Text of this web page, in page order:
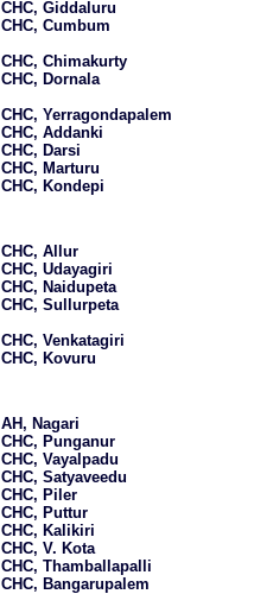
CHC, Giddaluru
CHC, Cumbum
CHC, Chimakurty
CHC, Dornala
CHC, Yerragondapalem
CHC, Addanki
CHC, Darsi
CHC, Marturu
CHC, Kondepi
CHC, Allur
CHC, Udayagiri
CHC, Naidupeta
CHC, Sullurpeta
CHC, Venkatagiri
CHC, Kovuru
AH, Nagari
CHC, Punganur
CHC, Vayalpadu
CHC, Satyaveedu
CHC, Piler
CHC, Puttur
CHC, Kalikiri
CHC, V. Kota
CHC, Thamballapalli
CHC, Bangarupalem